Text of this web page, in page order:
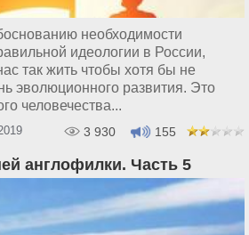
необходимости
идеологии в России,
так жить чтобы хотя бы не
эволюционного развития. Это
человечества...
3 930 155
англофилки. Часть 5